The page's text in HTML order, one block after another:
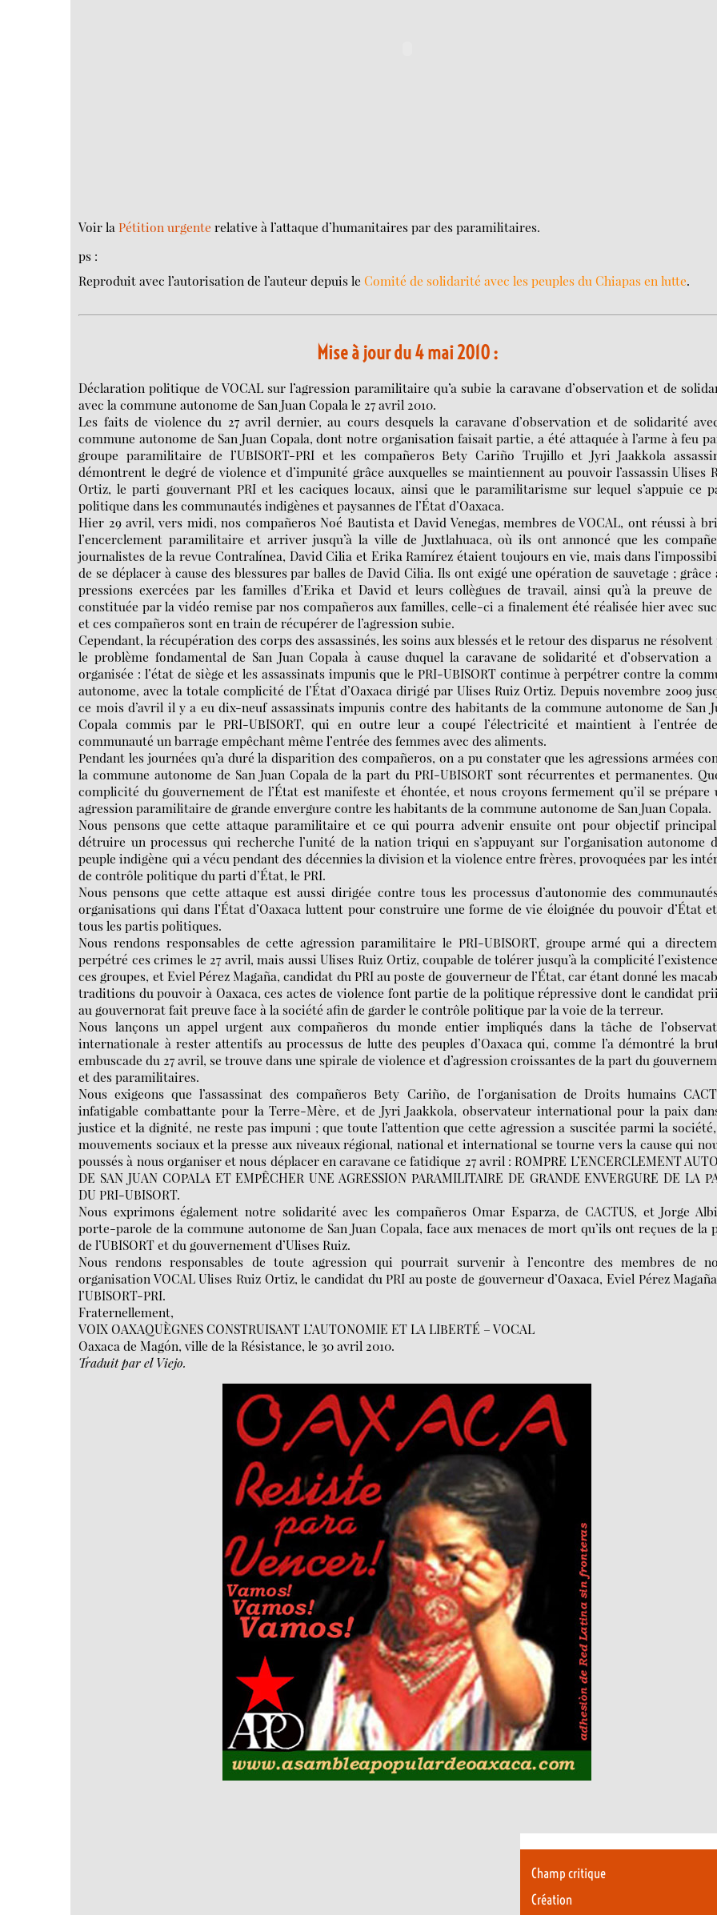
Voir laPétition urgente relative à l’attaque d’humanitaires par des paramilitaires.
ps :
Reproduit avec l’autorisation de l’auteur depuis leComité de solidarité avec les peuples du Chiapas en lutte.
Mise à jour du 4 mai 2010 :
Déclaration politique de VOCAL sur l’agression paramilitaire qu’a subie la caravane d’observation et de
avec la commune autonome de San Juan Copala le 27 avril 2010.
Les faits de violence du 27 avril dernier, au cours desquels la caravane d’observation et de solidarité
commune autonome de San Juan Copala, dont notre organisation faisait partie, a été attaquée à l’arme à feu
groupe paramilitaire de l’UBISORT-PRI et les compañeros Bety Cariño Trujillo et Jyri Jaakkola
démontrent le degré de violence et d’impunité grâce auxquelles se maintiennent au pouvoir l’assassin Ulises
Ortiz, le parti gouvernant PRI et les caciques locaux, ainsi que le paramilitarisme sur lequel s’appuie ce
politique dans les communautés indigènes et paysannes de l’État d’Oaxaca.
Hier 29 avril, vers midi, nos compañeros Noé Bautista et David Venegas, membres de VOCAL, ont réussi à
l’encerclement paramilitaire et arriver jusqu’à la ville de Juxtlahuaca, où ils ont annoncé que les
journalistes de la revue Contralínea, David Cilia et Erika Ramírez étaient toujours en vie, mais dans
de se déplacer à cause des blessures par balles de David Cilia. Ils ont exigé une opération de sauvetage ; grâce
pressions exercées par les familles d’Erika et David et leurs collègues de travail, ainsi qu’à la preuve de
constituée par la vidéo remise par nos compañeros aux familles, celle-ci a finalement été réalisée hier avec
et ces compañeros sont en train de récupérer de l’agression subie.
Cependant, la récupération des corps des assassinés, les soins aux blessés et le retour des disparus ne résolvent
le problème fondamental de San Juan Copala à cause duquel la caravane de solidarité et d’observation a
organisée : l’état de siège et les assassinats impunis que le PRI-UBISORT continue à perpétrer contre la
autonome, avec la totale complicité de l’État d’Oaxaca dirigé par Ulises Ruiz Ortiz. Depuis novembre 2009
ce mois d’avril il y a eu dix-neuf assassinats impunis contre des habitants de la commune autonome de San
Copala commis par le PRI-UBISORT, qui en outre leur a coupé l’électricité et maintient à l’entrée
communauté un barrage empêchant même l’entrée des femmes avec des aliments.
Pendant les journées qu’a duré la disparition des compañeros, on a pu constater que les agressions armées
la commune autonome de San Juan Copala de la part du PRI-UBISORT sont récurrentes et permanentes.
complicité du gouvernement de l’État est manifeste et éhontée, et nous croyons fermement qu’il se prépare
agression paramilitaire de grande envergure contre les habitants de la commune autonome de San Juan Copala.
Nous pensons que cette attaque paramilitaire et ce qui pourra advenir ensuite ont pour objectif
détruire un processus qui recherche l’unité de la nation triqui en s’appuyant sur l’organisation autonome
peuple indigène qui a vécu pendant des décennies la division et la violence entre frères, provoquées par les
de contrôle politique du parti d’État, le PRI.
Nous pensons que cette attaque est aussi dirigée contre tous les processus d’autonomie des
organisations qui dans l’État d’Oaxaca luttent pour construire une forme de vie éloignée du pouvoir d’État
tous les partis politiques.
Nous rendons responsables de cette agression paramilitaire le PRI-UBISORT, groupe armé qui a
perpétré ces crimes le 27 avril, mais aussi Ulises Ruiz Ortiz, coupable de tolérer jusqu’à la complicité
ces groupes, et Eviel Pérez Magaña, candidat du PRI au poste de gouverneur de l’État, car étant donné les
traditions du pouvoir à Oaxaca, ces actes de violence font partie de la politique répressive dont le candidat
au gouvernorat fait preuve face à la société afin de garder le contrôle politique par la voie de la terreur.
Nous lançons un appel urgent aux compañeros du monde entier impliqués dans la tâche de
internationale à rester attentifs au processus de lutte des peuples d’Oaxaca qui, comme l’a démontré la
embuscade du 27 avril, se trouve dans une spirale de violence et d’agression croissantes de la part du
et des paramilitaires.
Nous exigeons que l’assassinat des compañeros Bety Cariño, de l’organisation de Droits humains
infatigable combattante pour la Terre-Mère, et de Jyri Jaakkola, observateur international pour la paix
justice et la dignité, ne reste pas impuni ; que toute l’attention que cette agression a suscitée parmi la
mouvements sociaux et la presse aux niveaux régional, national et international se tourne vers la cause qui
poussés à nous organiser et nous déplacer en caravane ce fatidique 27 avril : ROMPRE L’ENCERCLEMENT
DE SAN JUAN COPALA ET EMPÊCHER UNE AGRESSION PARAMILITAIRE DE GRANDE ENVERGURE DE LA
DU PRI-UBISORT.
Nous exprimons également notre solidarité avec les compañeros Omar Esparza, de CACTUS, et Jorge
porte-parole de la commune autonome de San Juan Copala, face aux menaces de mort qu’ils ont reçues de la
de l’UBISORT et du gouvernement d’Ulises Ruiz.
Nous rendons responsables de toute agression qui pourrait survenir à l’encontre des membres de
organisation VOCAL Ulises Ruiz Ortiz, le candidat du PRI au poste de gouverneur d’Oaxaca, Eviel Pérez
l’UBISORT-PRI.
Fraternellement,
VOIX OAXAQUÈGNES CONSTRUISANT L’AUTONOMIE ET LA LIBERTÉ – VOCAL
Oaxaca de Magón, ville de la Résistance, le 30 avril 2010.
Traduit par el Viejo.
Champ critique
Création